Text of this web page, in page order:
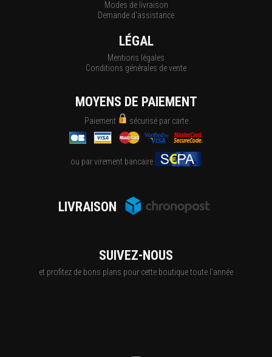
Modes de livraison
Demande d'assistance
LÉGAL
Mentions légales
Conditions générales de vente
MOYENS DE PAIEMENT
Paiement sécurisé par carte
ou par virement bancaire
LIVRAISON
SUIVEZ-NOUS
et profitez de bons plans pour cette boutique toute l'année